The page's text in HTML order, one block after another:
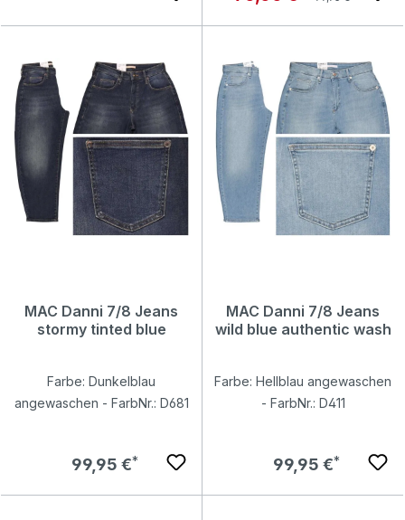
MAC Danni 7/8 Jeans
stormy tinted blue
Farbe: Dunkelblau
angewaschen - FarbNr.: D681
Regulärer Preis:
99,95 €
MAC Danni 7/8 Jeans
wild blue authentic wash
Farbe: Hellblau angewaschen
- FarbNr.: D411
Regulärer Preis:
99,95 €